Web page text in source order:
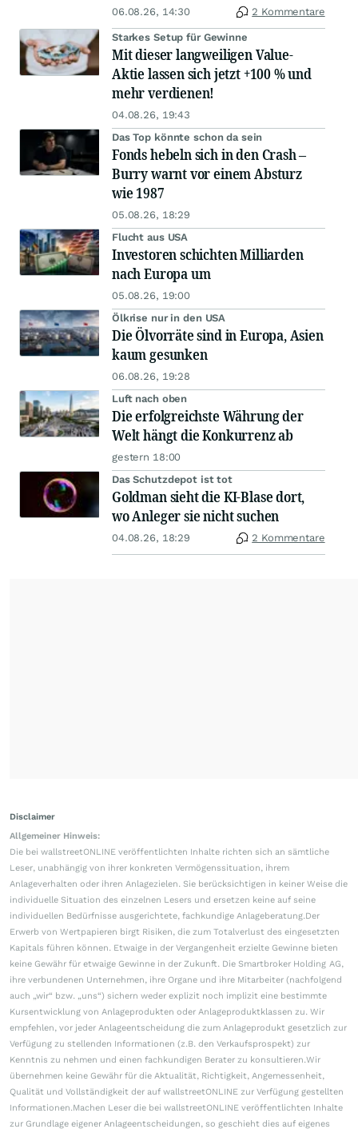
06.08.26, 14:30 2 Kommentare
Starkes Setup für Gewinne
Mit dieser langweiligen Value-
Aktie lassen sich jetzt +100 % und
mehr verdienen!
04.08.26, 19:43
Das Top könnte schon da sein
Fonds hebeln sich in den Crash –
Burry warnt vor einem Absturz
wie 1987
05.08.26, 18:29
Flucht aus USA
Investoren schichten Milliarden
nach Europa um
05.08.26, 19:00
Ölkrise nur in den USA
Die Ölvorräte sind in Europa, Asien
kaum gesunken
06.08.26, 19:28
Luft nach oben
Die erfolgreichste Währung der
Welt hängt die Konkurrenz ab
gestern 18:00
Das Schutzdepot ist tot
Goldman sieht die KI-Blase dort,
wo Anleger sie nicht suchen
04.08.26, 18:29 2 Kommentare
Disclaimer
Allgemeiner Hinweis:
Die bei wallstreetONLINE veröffentlichten Inhalte richten sich an sämtliche
Leser, unabhängig von ihrer konkreten Vermögenssituation, ihrem
Anlageverhalten oder ihren Anlagezielen. Sie berücksichtigen in keiner Weise die
individuelle Situation des einzelnen Lesers und ersetzen keine auf seine
individuellen Bedürfnisse ausgerichtete, fachkundige Anlageberatung.Der
Erwerb von Wertpapieren birgt Risiken, die zum Totalverlust des eingesetzten
Kapitals führen können. Etwaige in der Vergangenheit erzielte Gewinne bieten
keine Gewähr für etwaige Gewinne in der Zukunft. Die Smartbroker Holding AG,
ihre verbundenen Unternehmen, ihre Organe und ihre Mitarbeiter (nachfolgend
auch „wir“ bzw. „uns“) sichern weder explizit noch implizit eine bestimmte
Kursentwicklung von Anlageprodukten oder Anlageproduktklassen zu. Wir
empfehlen, vor jeder Anlageentscheidung die zum Anlageprodukt gesetzlich zur
Verfügung zu stellenden Informationen (z.B. den Verkaufsprospekt) zur
Kenntnis zu nehmen und einen fachkundigen Berater zu konsultieren.Wir
übernehmen keine Gewähr für die Aktualität, Richtigkeit, Angemessenheit,
Qualität und Vollständigkeit der auf wallstreetONLINE zur Verfügung gestellten
Informationen.Machen Leser die bei wallstreetONLINE veröffentlichten Inhalte
zur Grundlage eigener Anlageentscheidungen, so geschieht dies auf eigenes